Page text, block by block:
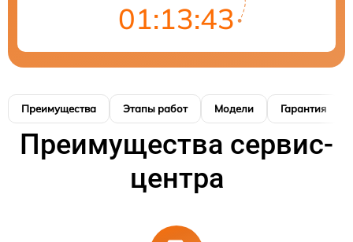
01:13:42
Преимущества Этапы работ Модели Гарантия
Преимущества сервис-
центра